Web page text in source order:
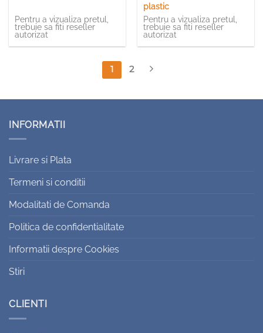
Pentru a vizualiza pretul,
trebuie sa fiti reseller
autorizat
plastic
Pentru a vizualiza pretul,
trebuie sa fiti reseller
autorizat
1 2
INFORMATII
Livrare si Plata
Termeni si conditii
Modalitati de Comanda
Politica de confidentialitate
Informatii despre Cookies
Stiri
CLIENTI